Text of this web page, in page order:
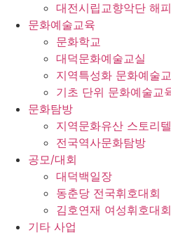
대전시립교향악단 해
문화예술교육
문화학교
대덕문화예술교실
지역특성화 문화예술
기초 단위 문화예술교
문화탐방
지역문화유산 스토리
전국역사문화탐방
공모/대회
대덕백일장
동춘당 전국휘호대회
김호연재 여성휘호대회
기타 사업